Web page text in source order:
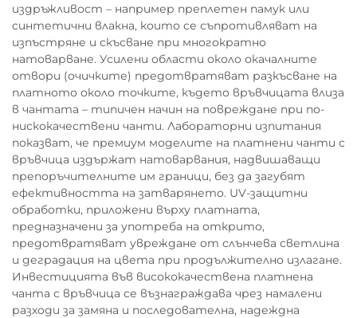
издръжливост – например преплетен памук или
синтетични влакна, които се съпротивляват на
изпъстряне и скъсване при многократно
натоварване. Усилени области около окачалните
отвори (очичките) предотвратяват разкъсване на
платното около точките, където връвчицата влиза
в чантата – типичен начин на повреждане при по-
нискокачествени чанти. Лабораторни изпитания
показват, че премиум моделите на платнени чанти с
връвчица издържат натоварвания, надвишаващи
препоръчителните им граници, без да загубят
ефективността на затварянето. UV-защитни
обработки, приложени върху платната,
предназначени за употреба на открито,
предотвратяват увреждане от слънчева светлина
и деградация на цвета при продължително излагане.
Инвестицията във висококачествена платнена
чанта с връвчица се възнаграждава чрез намалени
разходи за замяна и последователна, надеждна